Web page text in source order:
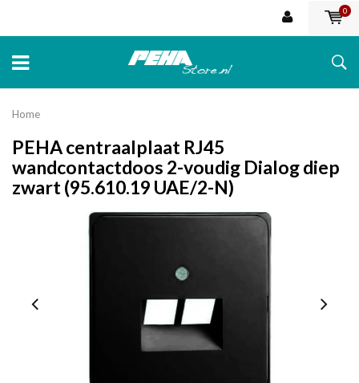
0
Home
PEHA centraalplaat RJ45
wandcontactdoos 2-voudig Dialog diep
zwart (95.610.19 UAE/2-N)